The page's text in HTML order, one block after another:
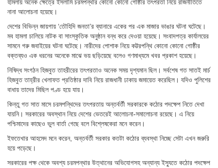
হামলায় অনেক ক্ষেত্রে ইসলামি চরমপন্থার কোনো কোনো গোষ্ঠীর তৎপরতা নিয়ে রাজনীতিতে
নানা আলোচনা হয়েছে।
দেশের বিভিন্ন জায়গায় ‘তৌহিদি জনতা’র ব্যানারে একের পর এক মাজার ভাঙার ঘটনা ঘটেছে।
মব হামলা চালিয়ে নাটক বা সাংস্কৃতিক অনুষ্ঠান বন্ধ করে দেওয়া হয়েছে। সংবাদপত্র কার্যালয়ের
সামনে গরু জবাইয়ের ঘটনা ঘটেছে। নারীদের পোশাক নিয়ে কট্টরপন্থি কোনো কোনো গোষ্ঠীর
বক্তব্যও এক ধরনের অনেকে মাঝে ভয় ছড়িয়েছে বলেও গণমাধ্যমে খবর প্রকাশ হয়েছে।
নিষিদ্ধ সংগঠন হিজবুত তাহরীরের তৎপরতাও অনেক সময় দৃশ্যমান ছিল। সর্বশেষ গত সাতই মার্চ
হিজবুত তাহ্‌রীর খেলাফত প্রতিষ্ঠার দাবি নিয়ে রাজধানী ঢাকায় জমায়েত করেছিল। যদিও পুলিশের
বাধায় তাদের মিছিল পণ্ড হয়ে যায়।
কিন্তু গত সাত মাসে চরমপন্থিদের তৎপরতায় অন্তর্বর্তী সরকারকে কঠোর পদক্ষেপ নিতে দেখা
যায়নি। সরকারের অবস্থান নিয়ে দেশের ভেতরেই আলোচনা-সমালোচনা রয়েছে। এ নিয়ে
পশ্চিমাদের কাছেও ভুল বার্তা গেছে বলে বিশ্লেষকেরা মনে করেন।
ইফতেখার আহমেদ মনে করেন, অন্তর্বর্তী সরকার কতটা কঠোর ব্যবস্থা নিচ্ছে সেটা এখন জরুরি
হয়ে পড়েছে।
সরকারের পক্ষ থেকে অবশ্য চরমপন্থার উত্থানের অভিযোগসহ অন্যান্য ইস্যুতে কঠোর পদক্ষেপ